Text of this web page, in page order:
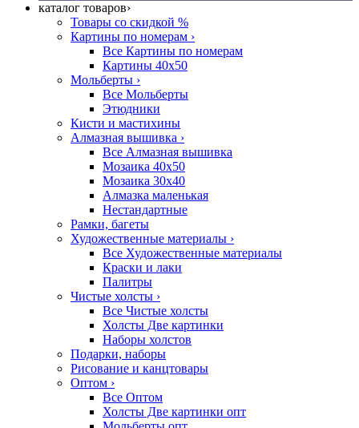
каталог товаров›
Товары со скидкой %
Картины по номерам ›
Все Картины по номерам
Картины 40x50
Мольберты ›
Все Мольберты
Этюдники
Кисти и мастихины
Алмазная вышивка ›
Все Алмазная вышивка
Мозаика 40x50
Мозаика 30x40
Алмазка маленькая
Нестандартные
Рамки, багеты
Художественные материалы ›
Все Художественные материалы
Краски и лаки
Палитры
Чистые холсты ›
Все Чистые холсты
Холсты Две картинки
Наборы холстов
Подарки, наборы
Рисование и канцтовары
Оптом ›
Все Оптом
Холсты Две картинки опт